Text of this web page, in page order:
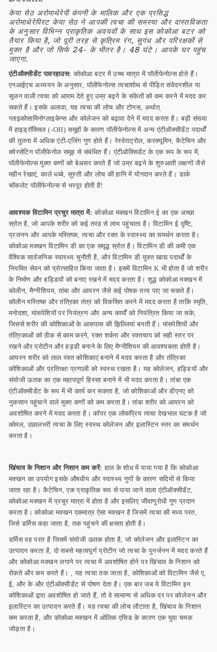
केया सेठ अरोमाथेरेपी कंपनी के मालिक और एक प्रसिद्ध
अरोमाथेरेपिस्ट केया सेठ ने आपकी त्वचा की समस्या और वास्तविकता
के अनुसार विभिन्न प्राकृतिक अवयवों के साथ इस कोकोआ बटर को
तैयार किया है, जो पूरी तरह से कृत्रिम रंग, सुगंध और परिरक्षकों से
मुक्त है और जो सिर्फ 24- के भीतर है। 48 घंटे। आपके घर पहुंच
जाएगा.
एंटीऑक्सीडेंट पावरहाउस: कोकोआ बटर में उच्च मात्रा में पॉलीफेनोल्स होते हैं।
एनआईएच अध्ययन के अनुसार, पॉलीफेनोल्स त्वचाशोथ से पीड़ित संवेदनशील या
सूजन वाली त्वचा को आराम देते हुए उम्र बढ़ने के संकेतों को कम करने में मदद कर
सकते हैं। इसके अलावा, यह त्वचा की लोच और टोनस, अर्थात्
ग्लाइकोसामिनोग्लाइकेन्स और कोलेजन को बढ़ावा देने में मदद करता है। बड़ी संख्या
में हाइड्रॉक्सिल (-OH) समूहों के कारण पॉलीफेनोल्स में अन्य एंटीऑक्सीडेंट पदार्थों
की तुलना में अधिक एंटी-एजिंग गुण होते हैं। रेस्वेराट्रोल, करक्यूमिन, कैटेचिन और
क्वेरसेटिन पॉलीफेनोल समूह से संबंधित हैं। एंटीऑक्सिडेंट के एक रूप के रूप में,
पॉलीफेनोल्स मुक्त कणों को बेअसर करते हैं जो उम्र बढ़ने के शुरुआती लक्षणों जैसे
महीन रेखाएं, काले धब्बे, सुस्ती और लोच की हानि में योगदान करते हैं। डार्क
चॉकलेट पॉलीफेनोल्स से भरपूर होती है!
आवश्यक विटामिन प्रचुर मात्रा में: कोकोआ मक्खन विटामिन ई का एक अच्छा
स्रोत है, जो आपके शरीर को कई तरह से लाभ पहुंचाता है। विटामिन ई दृष्टि,
प्रजनन और आपके मस्तिष्क, त्वचा और रक्त के स्वास्थ्य का समर्थन करता है।
कोकोआ मक्खन विटामिन डी का एक समृद्ध स्रोत है। विटामिन डी की कमी एक
वैश्विक सार्वजनिक स्वास्थ्य चुनौती है, और विटामिन डी युक्त खाद्य पदार्थों के
नियमित सेवन को प्रोत्साहित किया जाता है। इसमें विटामिन K भी होता है जो शरीर
के निर्माण और हड्डियों को बनाए रखने में मदद करता है। शुद्ध कोकोआ मक्खन में
कोलीन, मैग्नीशियम, तांबा और आयरन जैसे कई पोषक तत्व पाए जा सकते हैं।
कोलीन मस्तिष्क और तंत्रिका तंत्र को विकसित करने में मदद करता है ताकि स्मृति,
मनोदशा, मांसपेशियों पर नियंत्रण और अन्य कार्यों को नियंत्रित किया जा सके,
जिससे शरीर की कोशिकाओं के आसपास की झिल्लियां बनती हैं। मांसपेशियों और
तंत्रिकाओं को ठीक से काम करने, रक्त शर्करा और रक्तचाप को सही स्तर पर
रखने और प्रोटीन और हड्डी बनाने के लिए मैग्नीशियम की आवश्यकता होती है।
आयरन शरीर को लाल रक्त कोशिकाएं बनाने में मदद करता है और तंत्रिका
कोशिकाओं और प्रतिरक्षा प्रणाली को स्वस्थ रखता है। यह कोलेजन, हड्डियों और
संयोजी ऊतक का एक महत्वपूर्ण हिस्सा बनाने में भी मदद करता है। तांबा एक
एंटीऑक्सीडेंट के रूप में भी कार्य कर सकता है, जो कोशिकाओं और डीएनए को
नुकसान पहुंचाने वाले मुक्त कणों को कम करता है। तांबा शरीर को आयरन को
अवशोषित करने में मदद करता है। कॉपर एक लोकप्रिय त्वचा देखभाल घटक है जो
कोमल, उछालभरी त्वचा के लिए स्वस्थ कोलेजन और इलास्टिन स्तर का समर्थन
करता है।
खिंचाव के निशान और निशान कम करें: हाल के शोध में पाया गया है कि कोकोआ
मक्खन का उपयोग इसके औषधीय और स्वास्थ्य गुणों के कारण सदियों से किया
जाता रहा है। कैटेचिन, एक प्राकृतिक रूप से पाया जाने वाला एंटीऑक्सीडेंट,
कोकोआ मक्खन में प्रचुर मात्रा में होता है और इसलिए जीवाणुरोधी गुण प्रदान
करता है। कोकोआ मक्खन एकमात्र ऐसा मक्खन है जिसमें त्वचा की मध्य परत,
जिसे डर्मिस कहा जाता है, तक पहुंचने की क्षमता होती है।
डर्मिस वह परत है जिसमें संयोजी ऊतक होता है, जो कोलेजन और इलास्टिन का
उत्पादन करता है, दो सबसे महत्वपूर्ण प्रोटीन जो त्वचा के पुनर्जनन में मदद करते हैं
और कोकोआ मक्खन लगाने पर त्वचा में अवशोषित होने पर खिंचाव के निशान को
रोकते और कम करते हैं। , यह त्वचा तक जाता है, कोशिकाओं को विटामिन जैसे ए,
ई, और के और एंटीऑक्सीडेंट से पोषण देता है। एक बार जब ये विटामिन इन
कोशिकाओं द्वारा अवशोषित हो जाते हैं, तो वे सामान्य से अधिक दर पर कोलेजन और
इलास्टिन का उत्पादन करते हैं। यह त्वचा की लोच लौटाता है, खिंचाव के निशान
कम करता है, और कोकोआ मक्खन में ओलिक एसिड के कारण एक युवा चमक
जोड़ता है।